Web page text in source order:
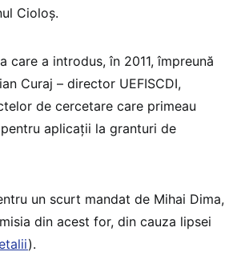
Cioloș.
a introdus, în 2011, împreună
Curaj – director UEFISCDI,
de cercetare care primeau
aplicații la granturi de
un scurt mandat de Mihai Dima,
din acest for, din cauza lipsei
).